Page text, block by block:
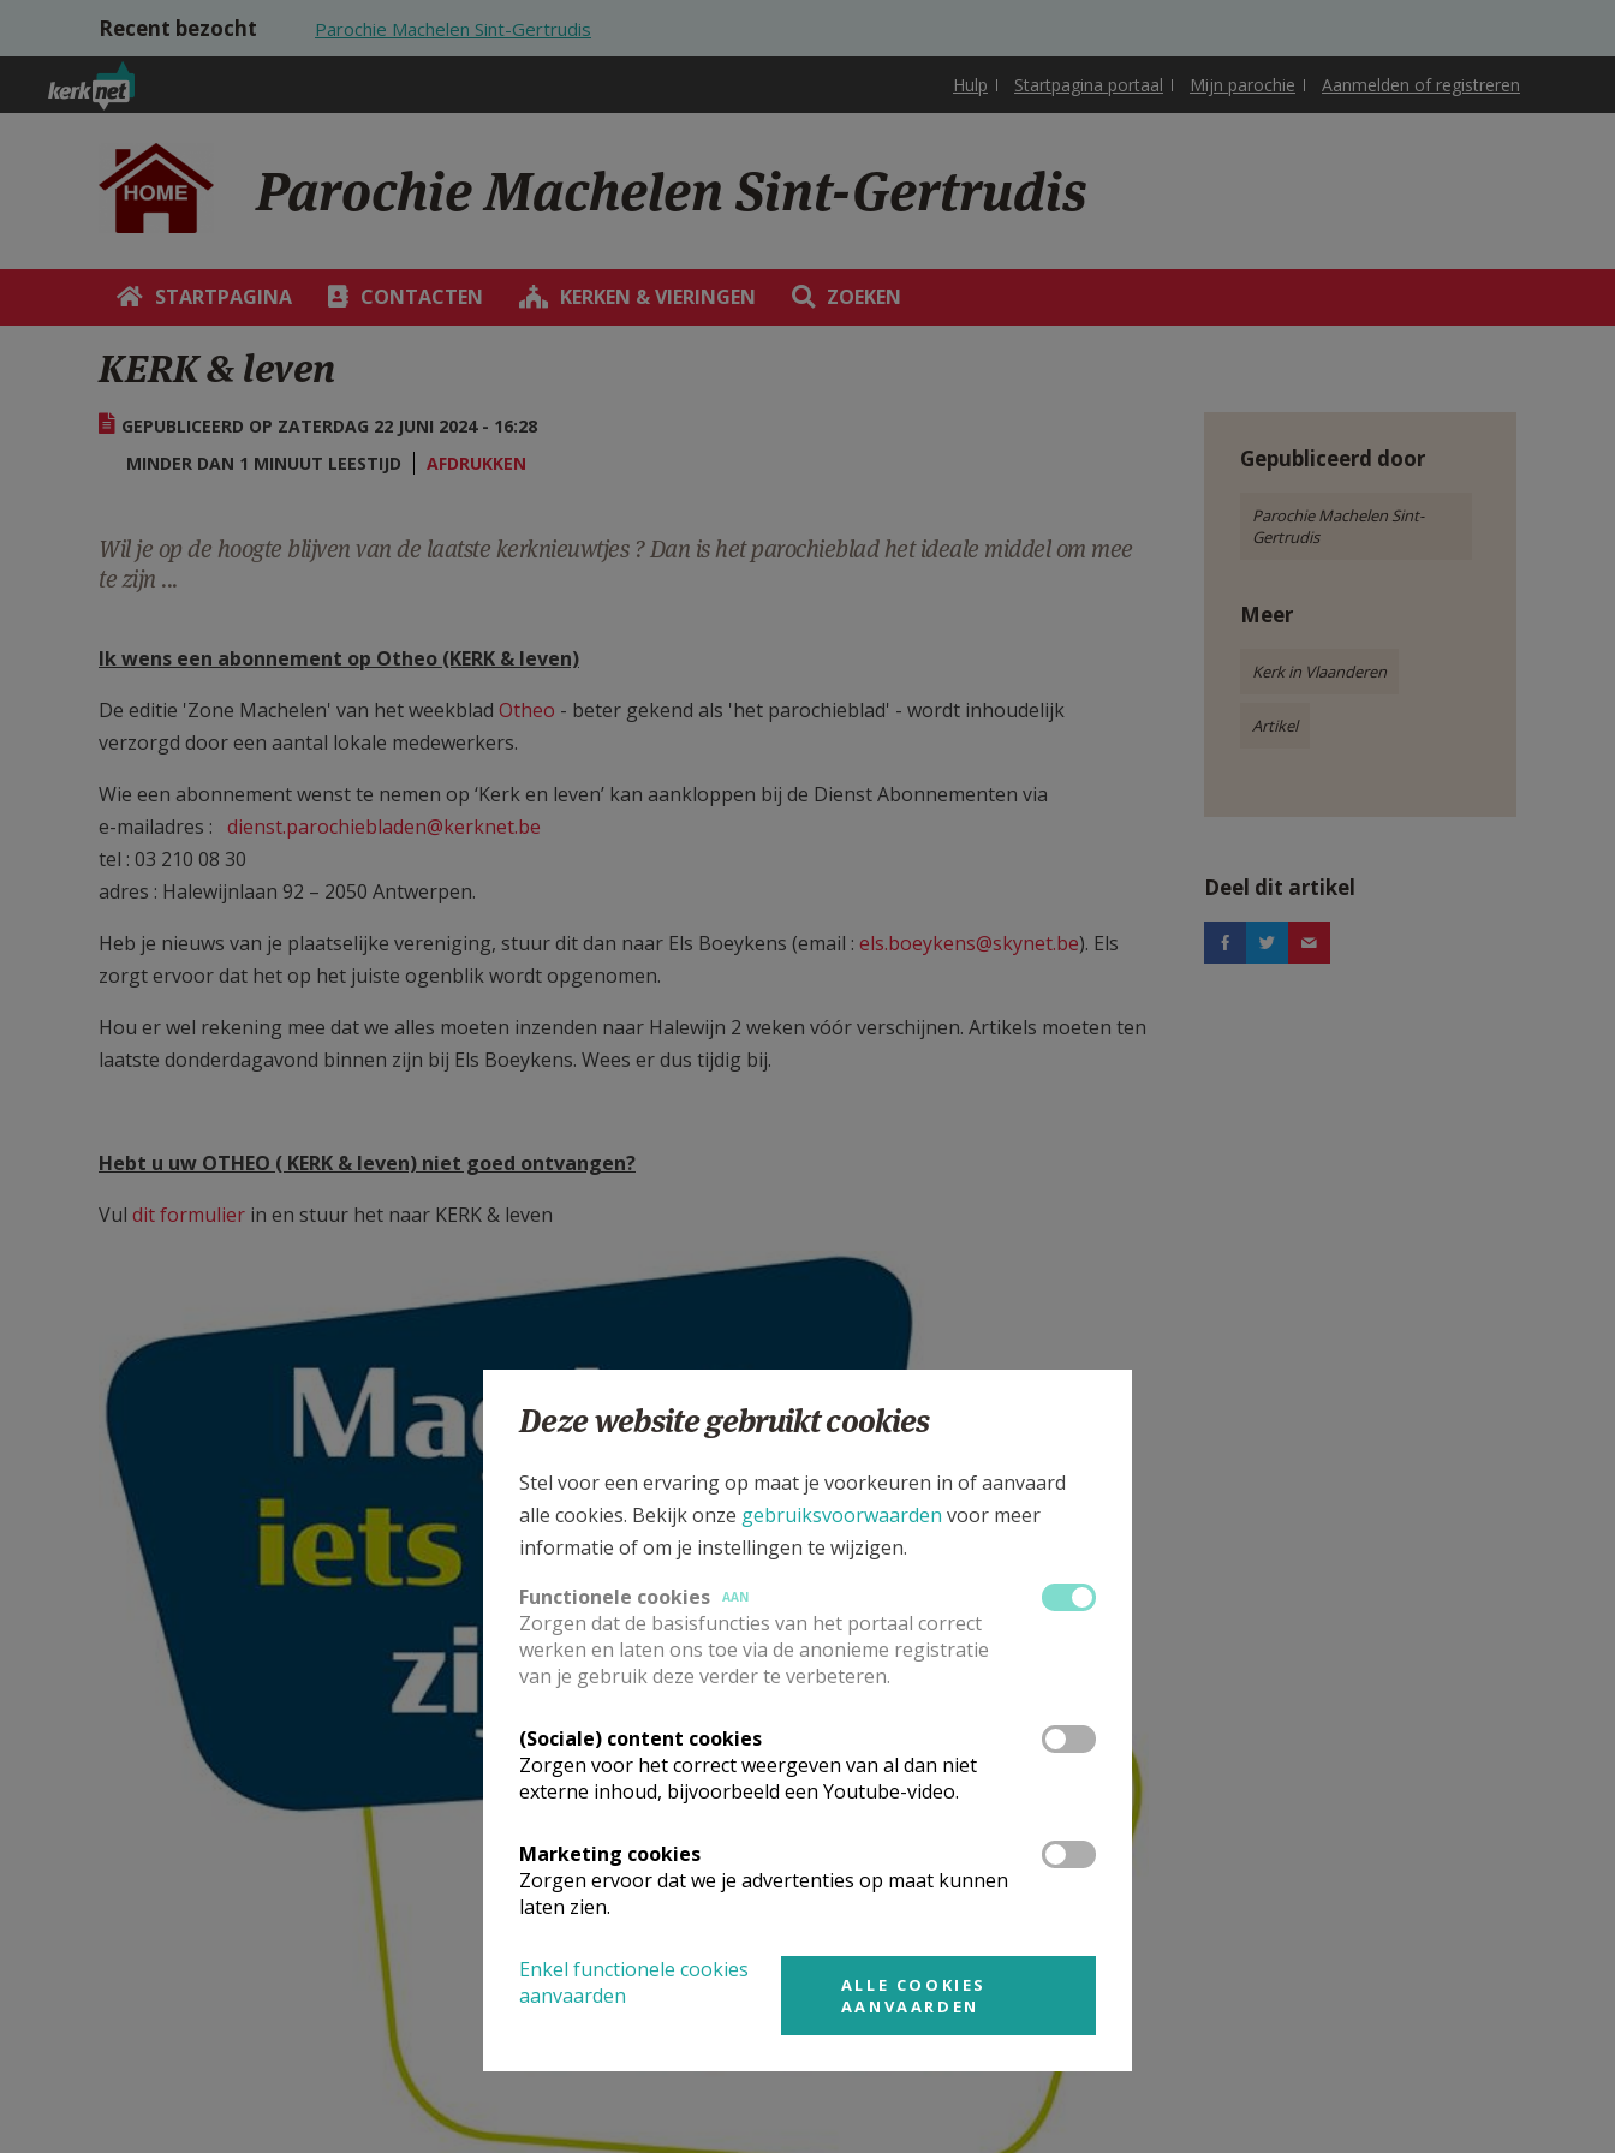
Overslaan en naar de inhoud gaan
Recent bezocht Parochie Machelen Sint-Gertrudis
Hulp Startpagina portaal Mijn parochie Aanmelden of registreren
Parochie Machelen Sint-Gertrudis
STARTPAGINA CONTACTEN KERKEN & VIERINGEN ZOEKEN
KERK & leven
GEPUBLICEERD OP ZATERDAG 22 JUNI 2024 - 16:28
MINDER DAN 1 MINUUT LEESTIJD
AFDRUKKEN
Wil je op de hoogte blijven van de laatste kerknieuwtjes ? Dan is het parochieblad het ideale middel om mee
te zijn ...
Ik wens een abonnement op Otheo (KERK & leven)
De editie 'Zone Machelen' van het weekblad Otheo - beter gekend als 'het parochieblad' - wordt inhoudelijk
verzorgd door een aantal lokale medewerkers.
Wie een abonnement wenst te nemen op ‘Kerk en leven’ kan aankloppen bij de Dienst Abonnementen via
e-mailadres : dienst.parochiebladen@kerknet.be
tel : 03 210 08 30
adres : Halewijnlaan 92 – 2050 Antwerpen.
Heb je nieuws van je plaatselijke vereniging, stuur dit dan naar Els Boeykens (email : els.boeykens@skynet.be). Els
zorgt ervoor dat het op het juiste ogenblik wordt opgenomen.
Hou er wel rekening mee dat we alles moeten inzenden naar Halewijn 2 weken vóór verschijnen. Artikels moeten ten
laatste donderdagavond binnen zijn bij Els Boeykens. Wees er dus tijdig bij.
Hebt u uw OTHEO ( KERK & leven) niet goed ontvangen?
Vul dit formulier in en stuur het naar KERK & leven
Gepubliceerd door
Parochie Machelen Sint-
Gertrudis
Meer
Kerk in Vlaanderen
Artikel
Deel dit artikel
Deze website gebruikt cookies
Stel voor een ervaring op maat je voorkeuren in of aanvaard
alle cookies. Bekijk onze gebruiksvoorwaarden voor meer
informatie of om je instellingen te wijzigen.
Functionele cookies
AAN
Zorgen dat de basisfuncties van het portaal correct
werken en laten ons toe via de anonieme registratie
van je gebruik deze verder te verbeteren.
(Sociale) content cookies
Zorgen voor het correct weergeven van al dan niet
externe inhoud, bijvoorbeeld een Youtube-video.
Marketing cookies
Zorgen ervoor dat we je advertenties op maat kunnen
laten zien.
Enkel functionele cookies
aanvaarden
ALLE COOKIES
AANVAARDEN